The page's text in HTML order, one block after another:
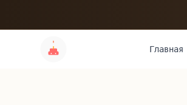
Главная